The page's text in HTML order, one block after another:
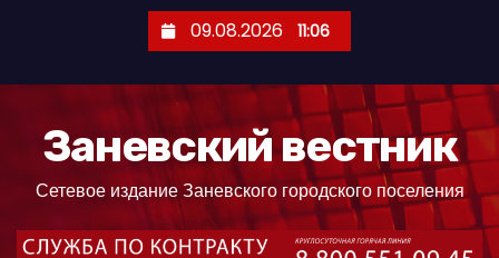
09.08.2026 11:06
Заневский вестник
Сетевое издание Заневского городского поселения